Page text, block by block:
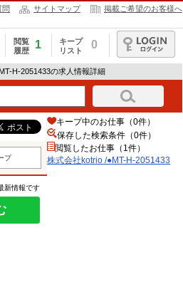
問 サイトマップ 掲載ご希望のお客様へ
閲覧
履歴
1
キープ
リスト
0
ログイン
H-2051433の求人情報詳細
プ
新情報です
キープ中のお仕事（0件）
保存した検索条件（0件）
閲覧したお仕事（1件）
株式会社kotrio /●MT-H-2051433